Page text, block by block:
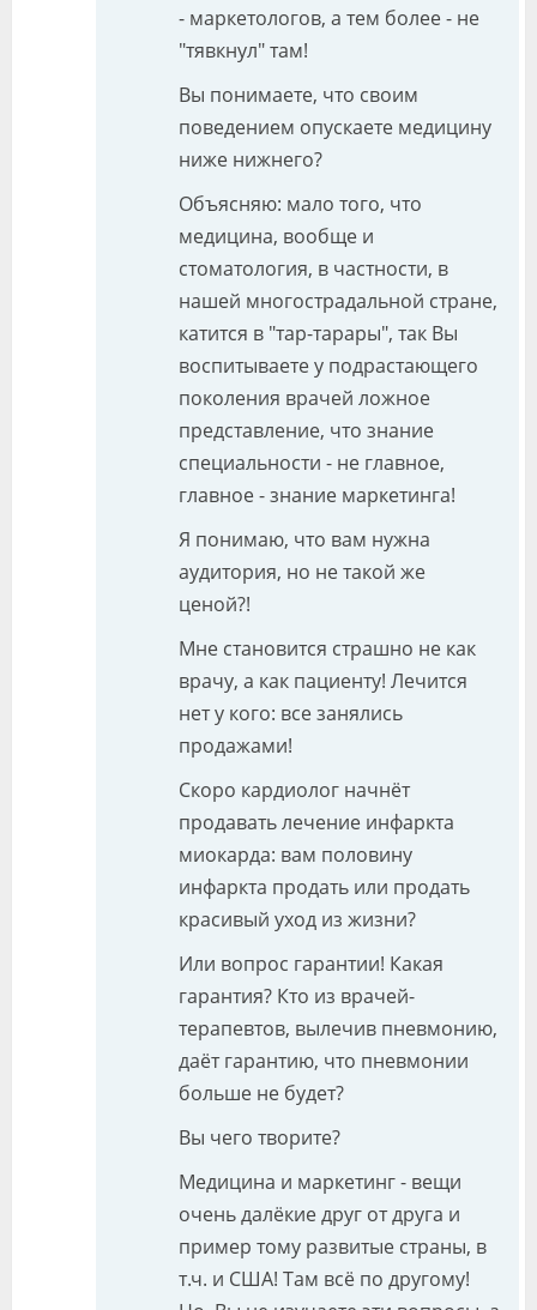
- маркетологов, а тем более - не
"тявкнул" там!
Вы понимаете, что своим
поведением опускаете медицину
ниже нижнего?
Объясняю: мало того, что
медицина, вообще и
стоматология, в частности, в
нашей многострадальной стране,
катится в "тар-тарары", так Вы
воспитываете у подрастающего
поколения врачей ложное
представление, что знание
специальности - не главное,
главное - знание маркетинга!
Я понимаю, что вам нужна
аудитория, но не такой же
ценой?!
Мне становится страшно не как
врачу, а как пациенту! Лечится
нет у кого: все занялись
продажами!
Скоро кардиолог начнёт
продавать лечение инфаркта
миокарда: вам половину
инфаркта продать или продать
красивый уход из жизни?
Или вопрос гарантии! Какая
гарантия? Кто из врачей-
терапевтов, вылечив пневмонию,
даёт гарантию, что пневмонии
больше не будет?
Вы чего творите?
Медицина и маркетинг - вещи
очень далёкие друг от друга и
пример тому развитые страны, в
т.ч. и США! Там всё по другому!